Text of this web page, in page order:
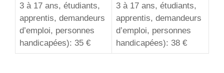
3 à 17 ans, étudiants,
apprentis, demandeurs
d’emploi, personnes
handicapées): 35 €
3 à 17 ans, étudiants,
apprentis, demandeurs
d’emploi, personnes
handicapées): 38 €